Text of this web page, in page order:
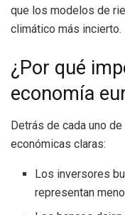
que los modelos de
climático más incierto.
¿Por qué
economía
Detrás de cada uno
económicas claras:
Los inversores
representan